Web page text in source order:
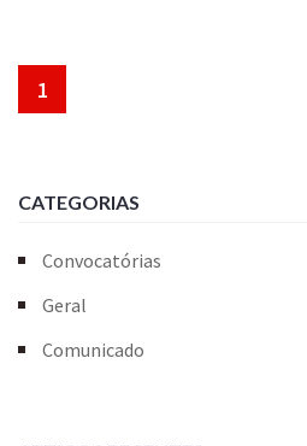
1
CATEGORIAS
Convocatórias
Geral
Comunicado